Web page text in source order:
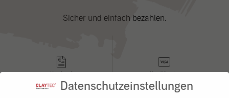
Sicher und einfach bezahlen.
Kauf auf
Rechnung
Kreditkarte
Visa
Datenschutzeinstellungen